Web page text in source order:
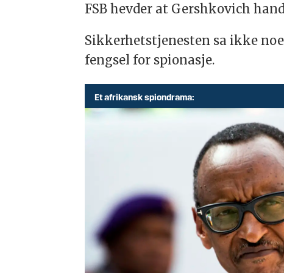
FSB hevder at Gershkovich
Sikkerhetstjenesten sa ikke
fengsel for spionasje.
Et afrikansk spiondrama: